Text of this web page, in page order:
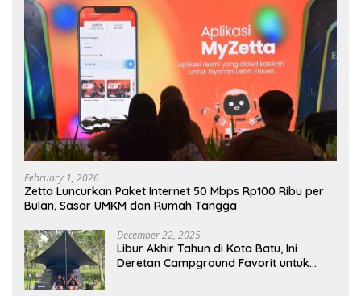
February 1, 2026
Zetta Luncurkan Paket Internet 50 Mbps Rp100 Ribu per
Bulan, Sasar UMKM dan Rumah Tangga
December 22, 2025
Libur Akhir Tahun di Kota Batu, Ini
Deretan Campground Favorit untuk